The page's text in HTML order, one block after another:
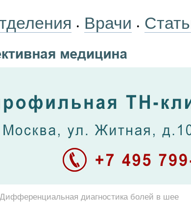
• Врачи •
Дифференциальная диагностика болей в шее